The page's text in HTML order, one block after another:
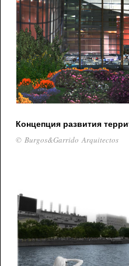
Концепция развития
© Burgos&Garrido Arquitectos